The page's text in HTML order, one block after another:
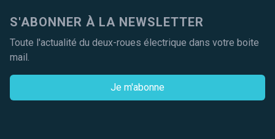
S'ABONNER À LA NEWSLETTER
Toute l'actualité du deux-roues électrique dans votre boite
mail.
Je m'abonne